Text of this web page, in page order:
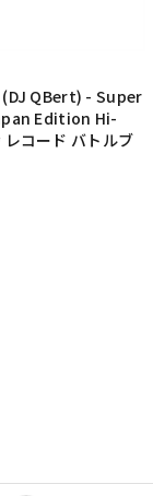
QBert) - Super
Edition Hi-
コード バトルブ